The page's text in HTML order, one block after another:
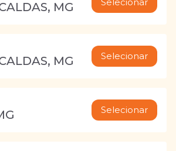
MG
MG Selecionar
Selecionar